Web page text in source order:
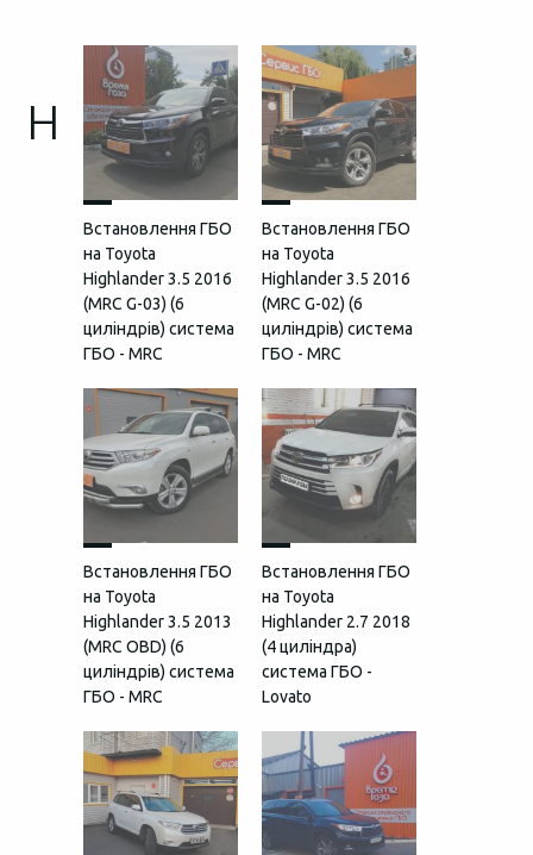
H
Встановлення ГБО
на Toyota
Highlander 3.5 2016
(MRC G-03) (6
циліндрів) система
ГБО - MRC
Встановлення ГБО
на Toyota
Highlander 3.5 2016
(MRC G-02) (6
циліндрів) система
ГБО - MRC
Встановлення ГБО
на Toyota
Highlander 3.5 2013
(MRC OBD) (6
циліндрів) система
ГБО - MRC
Встановлення ГБО
на Toyota
Highlander 2.7 2018
(4 циліндра)
система ГБО -
Lovato